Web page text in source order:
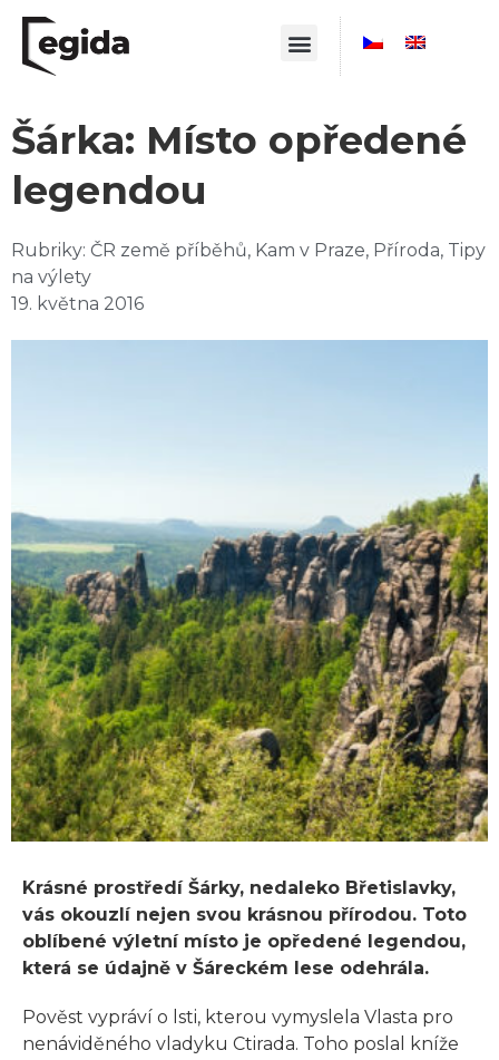
Šárka: Místo opředené
legendou
Rubriky: ČR země příběhů, Kam v Praze, Příroda, Tipy
na výlety
19. května 2016
Krásné prostředí Šárky, nedaleko Břetislavky,
vás okouzlí nejen svou krásnou přírodou. Toto
oblíbené výletní místo je opředené legendou,
která se údajně v Šáreckém lese odehrála.
Pověst vypráví o lsti, kterou vymyslela Vlasta pro
nenáviděného vladyku Ctirada. Toho poslal kníže